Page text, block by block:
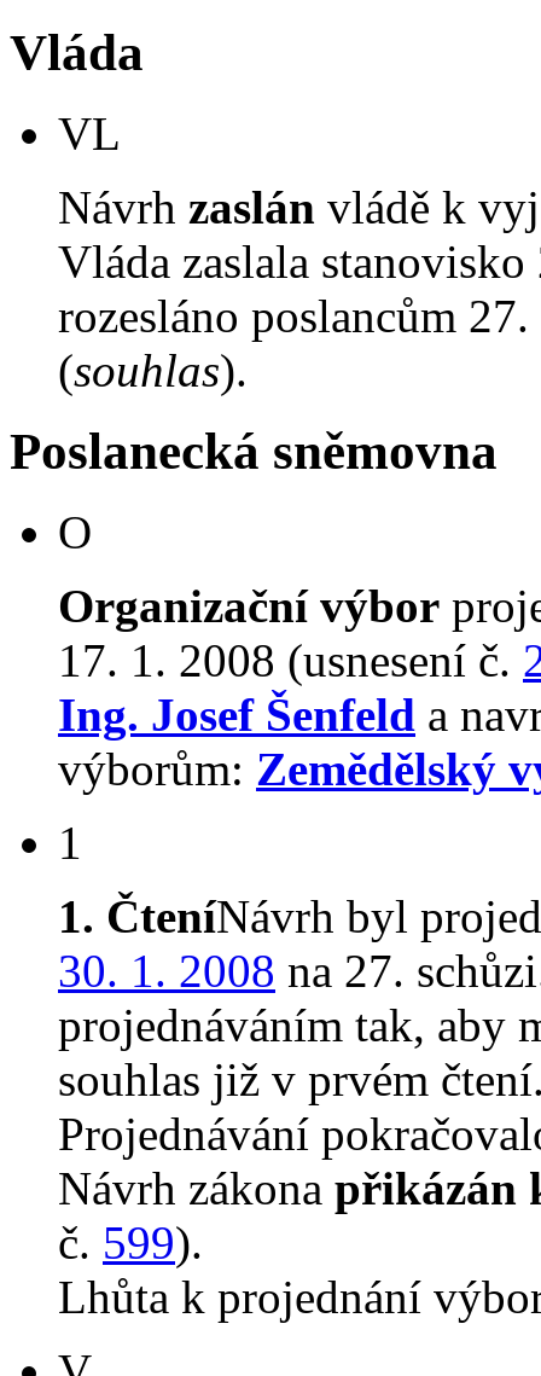
Vláda
VL
Návrh zaslán vládě k
Vláda zaslala
rozesláno poslancům
(souhlas).
Poslanecká sněmovna
O
Organizační výbor
17. 1. 2008 (usnesení č.
Ing. Josef Šenfeld a
výborům: Zemědělský
1
1. ČteníNávrh byl
30. 1. 2008 na 27.
projednáváním tak, aby
souhlas již v prvém
Projednávání
Návrh zákona přikázán
č. 599).
Lhůta k projednání